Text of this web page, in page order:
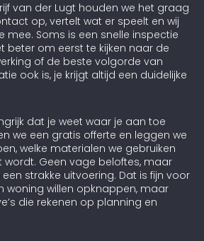
van der Lugt houden we het graag
op, vertelt wat er speelt en wij
mee. Soms is een snelle inspectie
beter om eerst te kijken naar de
of de beste volgorde van
ook is, je krijgt altijd een duidelijke
dat je weet waar je aan toe
we een gratis offerte en leggen we
welke materialen we gebruiken
wordt. Geen vage beloftes, maar
strakke uitvoering. Dat is fijn voor
woning willen opknappen, maar
die rekenen op planning en